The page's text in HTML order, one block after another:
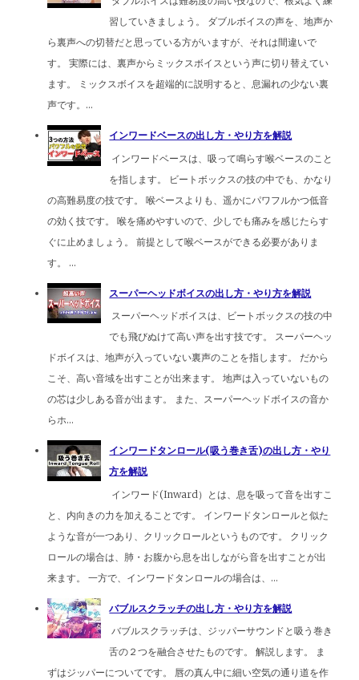
習していきましょう。 ダブルボイスの声を、地声か
ら裏声への切替だと思っている方がいますが、それは間違いで
す。 実際には、裏声からミックスボイスという声に切り替えてい
ます。 ミックスボイスを超端的に説明すると、息漏れの少ない裏
声です。...
インワードベースの出し方・やり方を解説
インワードベースは、吸って鳴らす喉ベースのこと
を指します。 ビートボックスの技の中でも、かなり
の高難易度の技です。 喉ベースよりも、遥かにパワフルかつ低音
の効く技です。 喉を痛めやすいので、少しでも痛みを感じたらす
ぐに止めましょう。 前提として喉ベースができる必要がありま
す。 ...
スーパーヘッドボイスの出し方・やり方を解説
スーパーヘッドボイスは、ビートボックスの技の中
でも飛びぬけて高い声を出す技です。 スーパーヘッ
ドボイスは、地声が入っていない裏声のことを指します。 だから
こそ、高い音域を出すことが出来ます。 地声は入っていないもの
の芯は少しある音が出ます。 また、スーパーヘッドボイスの音か
らホ...
インワードタンロール(吸う巻き舌)の出し方・やり
方を解説
インワード(Inward）とは、息を吸って音を出すこ
と、内向きの力を加えることです。 インワードタンロールと似た
ような音が一つあり、クリックロールというものです。 クリック
ロールの場合は、肺・お腹から息を出しながら音を出すことが出
来ます。 一方で、インワードタンロールの場合は、...
バブルスクラッチの出し方・やり方を解説
バブルスクラッチは、ジッパーサウンドと吸う巻き
舌の２つを融合させたものです。 解説します。 ま
ずはジッパーについてです。 唇の真ん中に細い空気の通り道を作